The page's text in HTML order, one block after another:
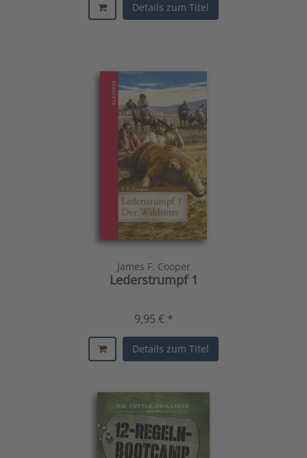
Details zum Titel
James F. Cooper
Lederstrumpf 1
9,95 € *
Details zum Titel